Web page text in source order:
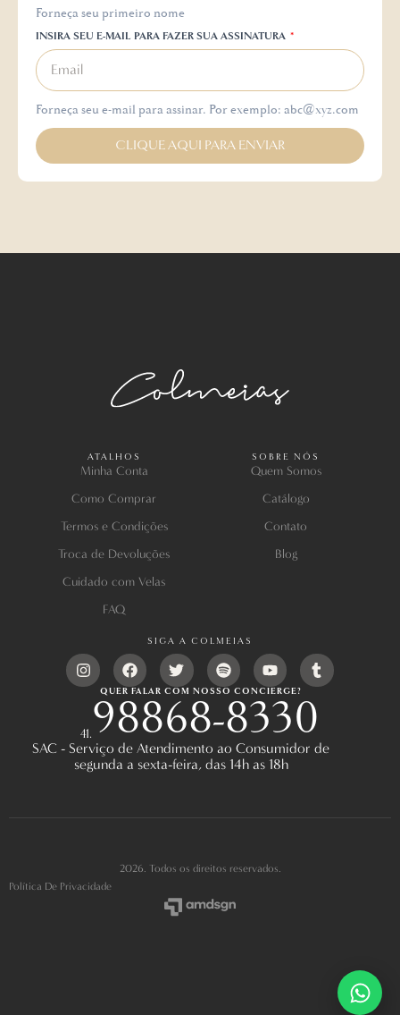
Forneça seu primeiro nome
INSIRA SEU E-MAIL PARA FAZER SUA ASSINATURA
Forneça seu e-mail para assinar. Por exemplo: abc@xyz.com
CLIQUE AQUI PARA ENVIAR
SOBRE NÓS
Quem Somos
Catálogo
Contato
Blog
ATALHOS
Minha Conta
Como Comprar
Termos e Condições
Troca de Devoluções
Cuidado com Velas
FAQ
QUER FALAR COM NOSSO CONCIERGE?
41.98868-8330
SAC - Serviço de Atendimento ao Consumidor de
segunda a sexta-feira, das 14h as 18h
SIGA A COLMEIAS
2026. Todos os direitos reservados.
Política De Privacidade